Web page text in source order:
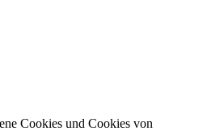
Cookies und Cookies von